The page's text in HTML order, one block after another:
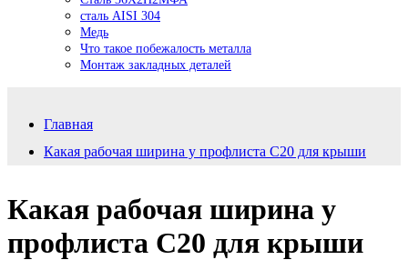
сталь AISI 304
Медь
Что такое побежалость металла
Монтаж закладных деталей
Главная
Какая рабочая ширина у профлиста С20 для крыши
Какая рабочая ширина у
профлиста С20 для крыши